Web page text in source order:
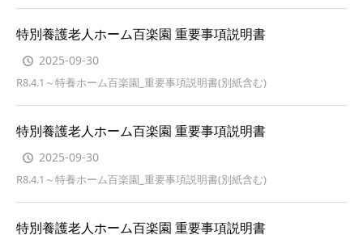
特別養護老人ホーム百楽園 重要事項説明書
2025-09-30
R8.4.1～特養ホーム百楽園_重要事項説明書(別紙含む)
特別養護老人ホーム百楽園 重要事項説明書
2025-09-30
R8.4.1～特養ホーム百楽園_重要事項説明書(別紙含む)
特別養護老人ホーム百楽園 重要事項説明書